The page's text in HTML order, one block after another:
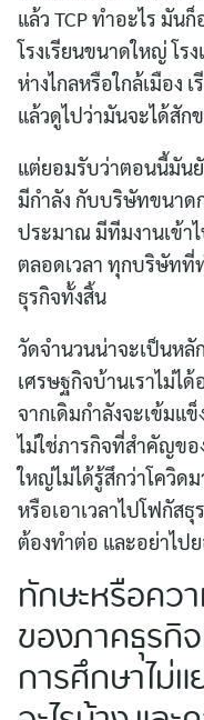
แล้ว TCP ทำอะไร มัน
โรงเรียนขนาดใหญ่ โร
ห่างไกลหรือใกล้เมือง
แล้วดูไปว่ามันจะได้สัก
แต่ยอมรับว่าตอนนี้มัน
มีกำลัง กับบริษัทขนาด
ประมาณ มีทีมงานเข้า
ตลอดเวลา ทุกบริษัทที่
ธุรกิจทั้งสิ้น
วัดจำนวนน่าจะเป็นหลั
เศรษฐกิจบ้านเราไม่ไ
จากเดิมกำลังจะเข้มแ
ไม่ใช่ภารกิจที่สำคัญขอ
ใหญ่ไม่ได้รู้สึกว่าโควิด
หรือเอาเวลาไปโฟกัส
ต้องทำต่อ และอย่าไป
ทักษะหรือคว
ของภาคธุรกิ
การศึกษาไม่